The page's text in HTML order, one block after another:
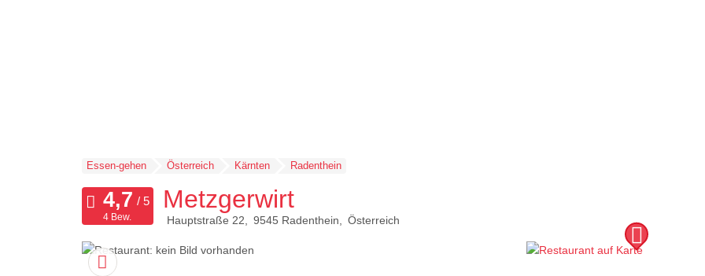
Essen-gehen Österreich Kärnten Radenthein
Metzgerwirt
Hauptstraße 22 9545 Radenthein Österreich
4 Bew.